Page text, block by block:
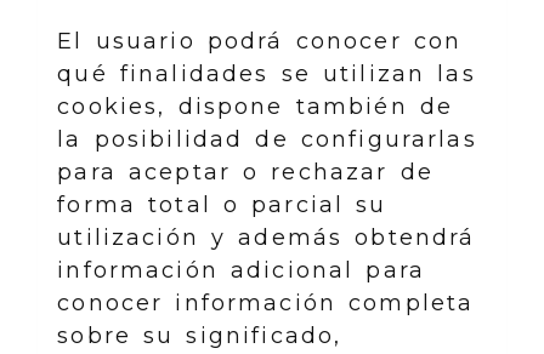
El usuario podrá conocer con
qué finalidades se utilizan las
cookies, dispone también de
la posibilidad de configurarlas
para aceptar o rechazar de
forma total o parcial su
utilización y además obtendrá
información adicional para
conocer información completa
sobre su significado,